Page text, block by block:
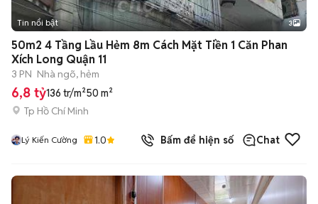
Tin nổi bật 3
50m2 4 Tầng Lầu Hẻm 8m Cách Mặt Tiền 1 Căn Phan
Xích Long Quận 11
3 PN Nhà ngõ, hẻm
6,8 tỷ136 tr/m²50 m²
Tp Hồ Chí Minh
Lý Kiến Cường 1.0 Bấm để hiện số Chat